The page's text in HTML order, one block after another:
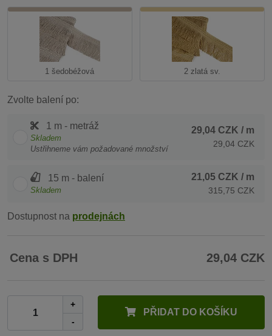
1 šedobéžová 2 zlatá sv.
Zvolte balení po:
1 m - metráž
Skladem
Ustřihneme vám požadované množství
29,04 CZK / m
29,04 CZK
15 m - balení
Skladem
21,05 CZK / m
315,75 CZK
Dostupnost na prodejnách
Cena s DPH 29,04 CZK
+
-
PŘIDAT DO KOŠÍKU